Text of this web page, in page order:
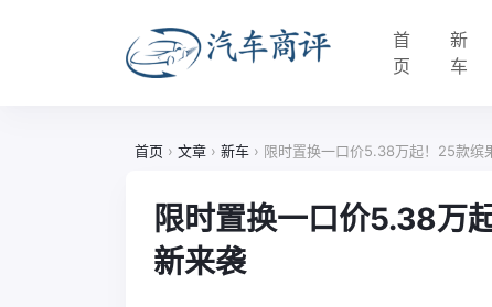
首
页
新
车
首页 › 文章 › 新车 › 限时置换一口价5.38万起！25款缤
限时置换一口价5.38万
新来袭